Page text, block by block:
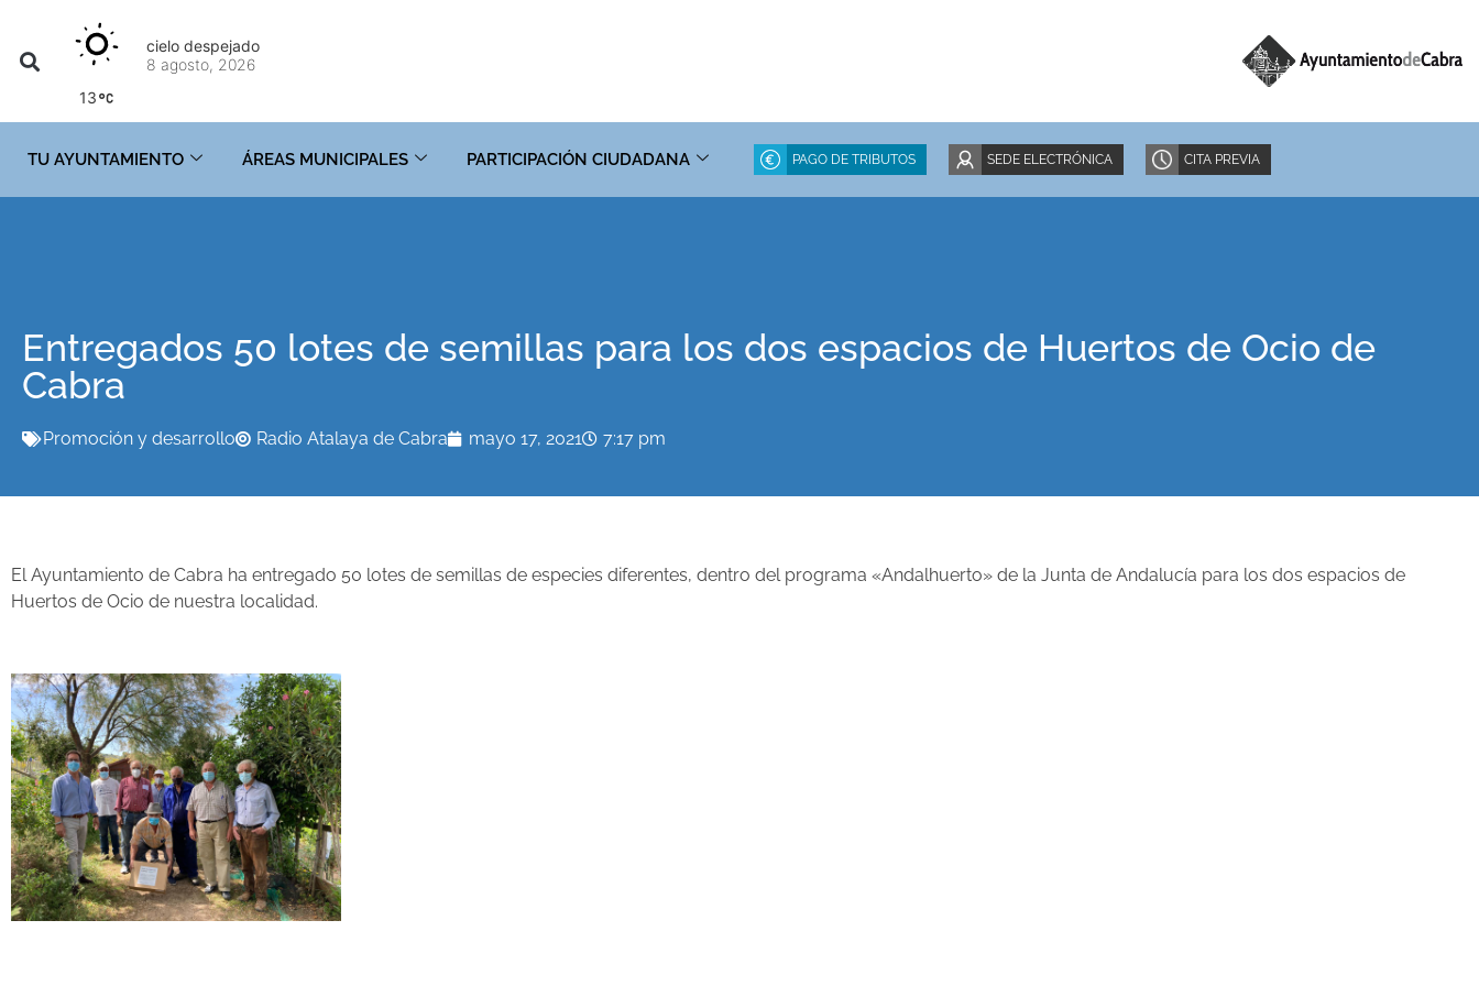
13
cielo despejado
8 agosto, 2026
TU AYUNTAMIENTO ÁREAS MUNICIPALES PARTICIPACIÓN CIUDADANA PAGO DE TRIBUTOS SEDE ELECTRÓNICA CITA PREVIA
Entregados 50 lotes de semillas para los dos espacios de Huertos de Ocio de
Cabra
Promoción y desarrollo Radio Atalaya de Cabra mayo 17, 2021 7:17 pm
El Ayuntamiento de Cabra ha entregado 50 lotes de semillas de especies diferentes, dentro del programa «Andalhuerto» de la Junta de Andalucía para los dos espacios de
Huertos de Ocio de nuestra localidad.